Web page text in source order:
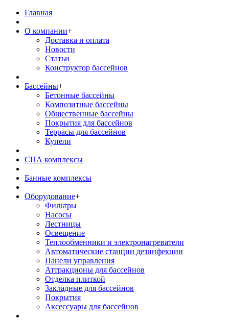
Главная
О компании+
Доставка и оплата
Новости
Статьи
Конструктор бассейнов
Бассейны+
Бетонные бассейны
Композитные бассейны
Общественные бассейны
Покрытия для бассейнов
Террасы для бассейнов
Купели
СПА комплексы
Банные комплексы
Оборудование+
Фильтры
Насосы
Лестницы
Освещение
Теплообменники и электронагреватели
Автоматические станции дезинфекции
Панели управления
Аттракционы для бассейнов
Отделка плиткой
Закладные для бассейнов
Покрытия
Аксессуары для бассейнов